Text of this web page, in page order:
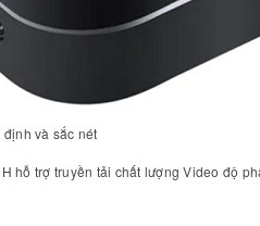
và sắc nét
hỗ trợ truyền tải chất lượng Video độ